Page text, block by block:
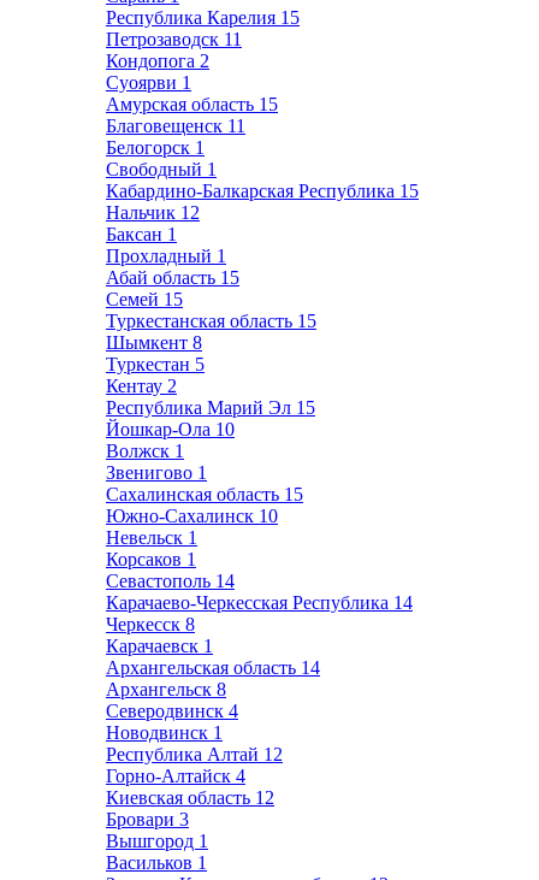
Республика Карелия 15
Петрозаводск 11
Кондопога 2
Суоярви 1
Амурская область 15
Благовещенск 11
Белогорск 1
Свободный 1
Кабардино-Балкарская Республика 15
Нальчик 12
Баксан 1
Прохладный 1
Абай область 15
Семей 15
Туркестанская область 15
Шымкент 8
Туркестан 5
Кентау 2
Республика Марий Эл 15
Йошкар-Ола 10
Волжск 1
Звенигово 1
Сахалинская область 15
Южно-Сахалинск 10
Невельск 1
Корсаков 1
Севастополь 14
Карачаево-Черкесская Республика 14
Черкесск 8
Карачаевск 1
Архангельская область 14
Архангельск 8
Северодвинск 4
Новодвинск 1
Республика Алтай 12
Горно-Алтайск 4
Киевская область 12
Бровари 3
Вышгород 1
Васильков 1